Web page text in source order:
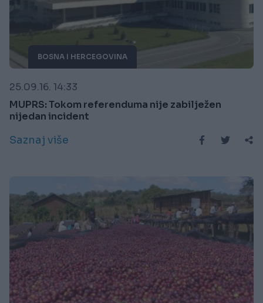
BOSNA I HERCEGOVINA
25.09.16. 14:33
MUPRS: Tokom referenduma nije zabilježen
nijedan incident
Saznaj više